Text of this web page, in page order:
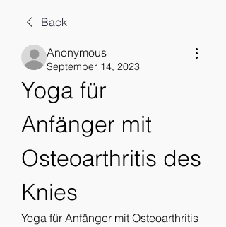
Back
Anonymous
September 14, 2023
Yoga für
Anfänger mit
Osteoarthritis des
Knies
Yoga für Anfänger mit Osteoarthritis